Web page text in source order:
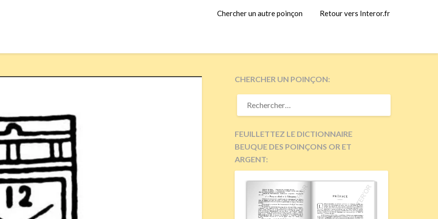
Chercher un autre poinçon Retour vers Interor.fr
CHERCHER UN POINÇON:
RECHERCHER :
FEUILLETTEZ LE DICTIONNAIRE
BEUQUE DES POINÇONS OR ET
ARGENT: